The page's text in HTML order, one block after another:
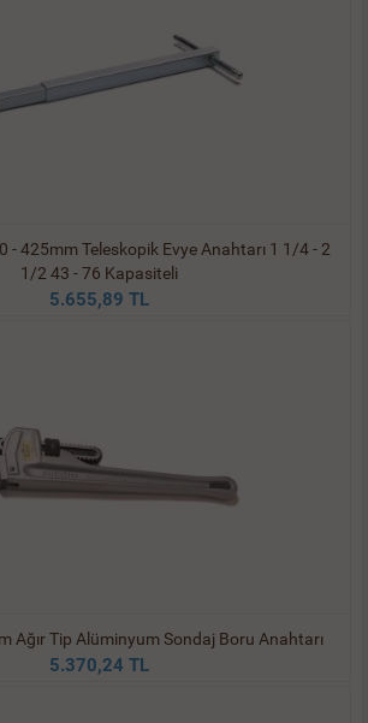
- 425mm Teleskopik Evye Anahtarı 1 1/4 - 2
1/2 43 - 76 Kapasiteli
5.655,89 TL
Ağır Tip Alüminyum Sondaj Boru Anahtarı
5.370,24 TL